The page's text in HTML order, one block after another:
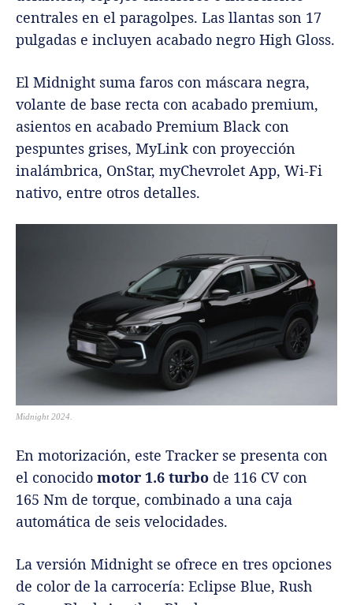
centrales en el paragolpes. Las llantas son 17
pulgadas e incluyen acabado negro High Gloss.
El Midnight suma faros con máscara negra,
volante de base recta con acabado premium,
asientos en acabado Premium Black con
pespuntes grises, MyLink con proyección
inalámbrica, OnStar, myChevrolet App, Wi-Fi
nativo, entre otros detalles.
Midnight 2024.
En motorización, este Tracker se presenta con
el conocido motor 1.6 turbo de 116 CV con
165 Nm de torque, combinado a una caja
automática de seis velocidades.
La versión Midnight se ofrece en tres opciones
de color de la carrocería: Eclipse Blue, Rush